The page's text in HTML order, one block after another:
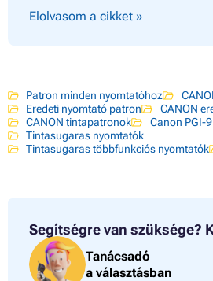
Elolvasom a cikket »
Patron minden nyomtatóhoz
Eredeti nyomtató patron
CANON
CANON tintapatronok
Canon PGI-9
Tintasugaras nyomtatók
Tintasugaras többfunkciós nyomtatók
Segítségre van szüksége?
Tanácsadó
a választásban